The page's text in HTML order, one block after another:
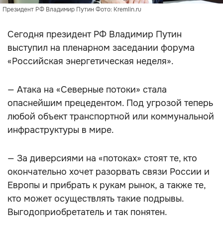
Президент РФ Владимир Путин Фото: Kremlin.ru
Сегодня президент РФ Владимир Путин
выступил на пленарном заседании форума
«Российская энергетическая неделя».
— Атака на «Северные потоки» стала
опаснейшим прецедентом. Под угрозой теперь
любой объект транспортной или коммунальной
инфраструктуры в мире.
— За диверсиями на «потоках» стоят те, кто
окончательно хочет разорвать связи России и
Европы и прибрать к рукам рынок, а также те,
кто может осуществлять такие подрывы.
Выгодоприобретатель и так понятен.